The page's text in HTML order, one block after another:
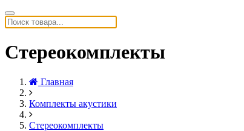
Стереокомплекты
Главная
Комплекты акустики
Стереокомплекты